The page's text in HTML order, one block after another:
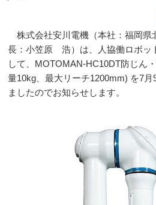
株式会社安川電機（本社：福岡県
長：小笠原 浩）は、人協働ロボッ
して、 MOTOMAN-HC10DT防じん
量10kg 、最大リーチ1200mm) を7月
ましたのでお知らせします。